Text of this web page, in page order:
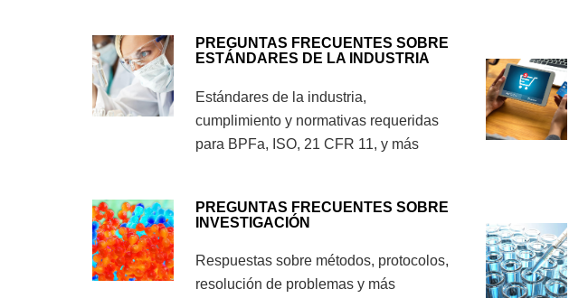
PREGUNTAS FRECUENTES SOBRE
ESTÁNDARES DE LA INDUSTRIA
Estándares de la industria,
cumplimiento y normativas requeridas
para BPFa, ISO, 21 CFR 11, y más
PREGUNTAS FRECUENTES SOBRE
INVESTIGACIÓN
Respuestas sobre métodos, protocolos,
resolución de problemas y más